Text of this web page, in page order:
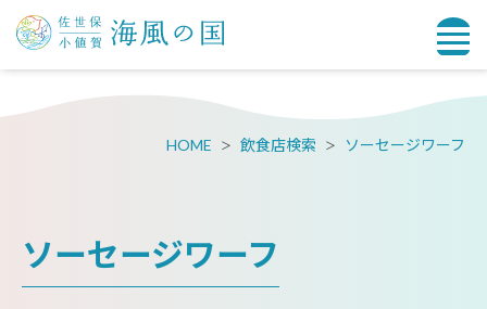
HOME 飲食店検索 ソーセージワーフ
ソーセージワーフ